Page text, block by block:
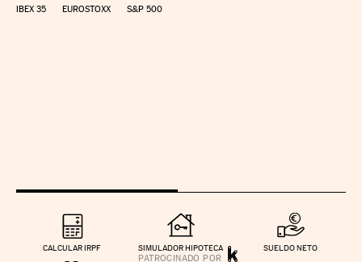
IBEX 35 EUROSTOXX S&P 500
CALCULAR IRPF SIMULADOR HIPOTECA SUELDO NETO